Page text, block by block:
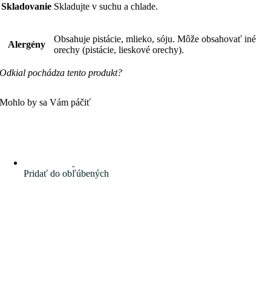
Skladovanie Skladujte v suchu a chlade.
Alergény
Obsahuje pistácie, mlieko, sóju. Môže obsahovať iné
orechy (pistácie, lieskové orechy).
Odkial pochádza tento produkt?
Mohlo by sa Vám páčiť
Pridať do obľúbených